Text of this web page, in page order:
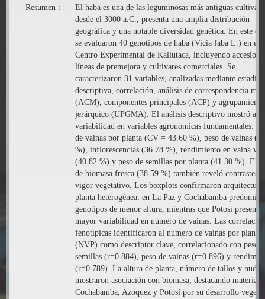
Resumen :
El haba es una de las leguminosas más antiguas
desde el 3000 a.C., presenta una amplia distribución
geográfica y una notable diversidad genética. En este
se evaluaron 40 genotipos de haba (Vicia faba L.) en el
Centro Experimental de Kallutaca, incluyendo
líneas de premejora y cultivares comerciales. Se
caracterizaron 31 variables, analizadas mediante
descriptiva, correlación, análisis de correspondencia
(ACM), componentes principales (ACP) y agrupamiento
jerárquico (UPGMA). El análisis descriptivo mostró alta
variabilidad en variables agronómicas fundamentales:
de vainas por planta (CV = 43.60 %), peso de vainas
%), inflorescencias (36.78 %), rendimiento en vaina
(40.82 %) y peso de semillas por planta (41.30 %). El
de biomasa fresca (38.59 %) también reveló contrastes
vigor vegetativo. Los boxplots confirmaron arquitectura
planta heterogénea: en La Paz y Cochabamba
genotipos de menor altura, mientras que Potosí presentó
mayor variabilidad en número de vainas. Las
fenotípicas identificaron al número de vainas por planta
(NVP) como descriptor clave, correlacionado con peso
semillas (r=0.884), peso de vainas (r=0.896) y
(r=0.789). La altura de planta, número de tallos y nudos
mostraron asociación con biomasa, destacando
Cochabamba, Azoquez y Potosí por su desarrollo